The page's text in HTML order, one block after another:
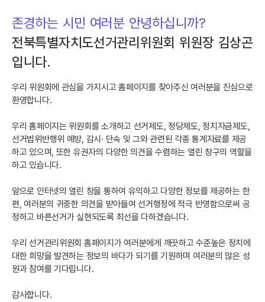
존경하는 시민 여러분 안녕하십니까?
전북특별자치도선거관리위원회 위원장 김상곤
입니다.
우리 위원회에 관심을 가지시고 홈페이지를 찾아주신 여러분을 진심으로
환영합니다.
우리 홈페이지는 위원회를 소개하고 선거제도, 정당제도, 정치자금제도,
선거법위반행위 예방, 감시· 단속 및 그와 관련된 각종 통계자료를 제공
하고 있으며, 또한 유권자의 다양한 의견을 수렴하는 열린 창구의 역할을
하고 있습니다.
앞으로 인터넷의 열린 창을 통하여 유익하고 다양한 정보를 제공하는 한
편, 여러분의 귀중한 의견을 받아들여 선거행정에 적극 반영함으로써 공
정하고 바른선거가 실현되도록 최선을 다하겠습니다.
우리 선거관리위원회 홈페이지가 여러분에게 깨끗하고 수준높은 정치에
대한 희망을 발견하는 정보의 바다가 되기를 기원하며 여러분의 많은 성
원과 참여를 기다립니다.
감사합니다.